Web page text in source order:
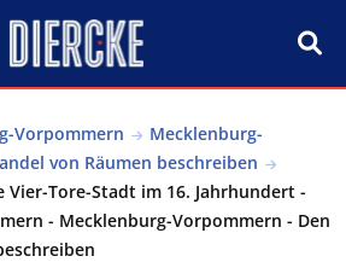
Vorpommern
Mecklenburg-
von Räumen beschreiben
Vier-Tore-Stadt im 16. Jahrhundert -
- Mecklenburg-Vorpommern - Den